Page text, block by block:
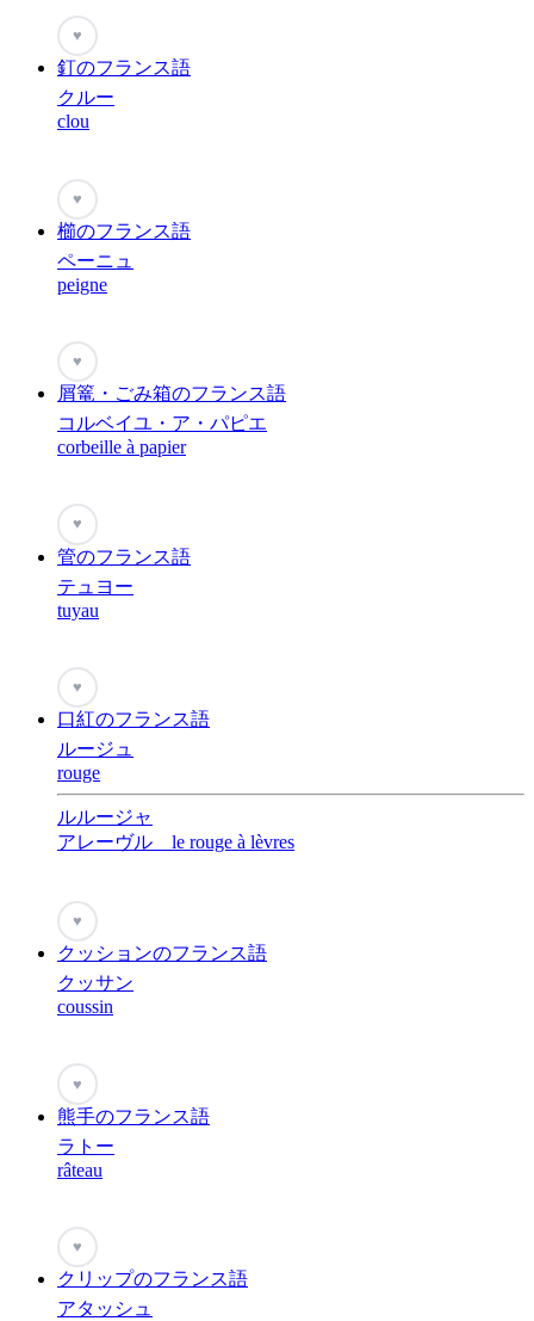
♥
釘のフランス語
クルー
clou
♥
櫛のフランス語
ペーニュ
peigne
♥
屑篭・ごみ箱のフランス語
コルベイユ・ア・パピエ
corbeille à papier
♥
管のフランス語
テュヨー
tuyau
♥
口紅のフランス語
ルージュ
rouge
ルルージャ
アレーヴル le rouge à lèvres
♥
クッションのフランス語
クッサン
coussin
♥
熊手のフランス語
ラトー
râteau
♥
クリップのフランス語
アタッシュ